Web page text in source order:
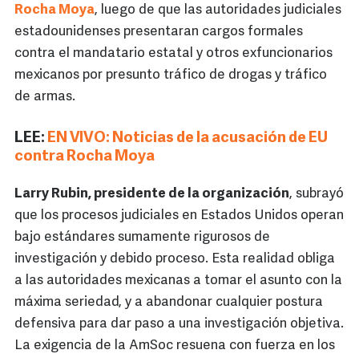
Rocha Moya, luego de que las autoridades judiciales
estadounidenses presentaran cargos formales
contra el mandatario estatal y otros exfuncionarios
mexicanos por presunto tráfico de drogas y tráfico
de armas.
LEE: EN VIVO: Noticias de la acusación de EU
contra Rocha Moya
Larry Rubin, presidente de la organización, subrayó
que los procesos judiciales en Estados Unidos operan
bajo estándares sumamente rigurosos de
investigación y debido proceso. Esta realidad obliga
a las autoridades mexicanas a tomar el asunto con la
máxima seriedad, y a abandonar cualquier postura
defensiva para dar paso a una investigación objetiva.
La exigencia de la AmSoc resuena con fuerza en los